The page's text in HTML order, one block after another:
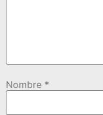
Nombre *